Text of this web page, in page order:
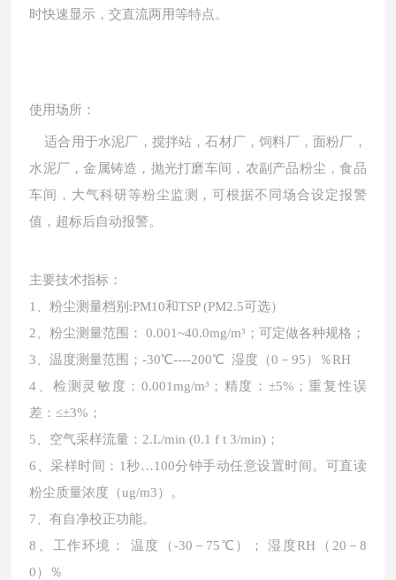
时快速显示，交直流两用等特点。
使用场所：
适合用于水泥厂，搅拌站，石材厂，饲料厂，面粉厂，
水泥厂，金属铸造，抛光打磨车间，农副产品粉尘，食品
车间，大气科研等粉尘监测，可根据不同场合设定报警
值，超标后自动报警。
主要技术指标：
1、粉尘测量档别:PM10和TSP (PM2.5可选）
2、粉尘测量范围： 0.001~40.0mg/m³；可定做各种规格；
3、温度测量范围；-30℃----200℃ 湿度（0－95）％RH
4、检测灵敏度：0.001mg/m³；精度：±5%；重复性误
差：≤±3%；
5、空气采样流量：2.L/min (0.1 f t 3/min)；
6、采样时间：1秒…100分钟手动任意设置时间。可直读
粉尘质量浓度（ug/m3）。
7、有自净校正功能。
8、工作环境： 温度（-30－75℃）； 湿度RH（20－8
0）％